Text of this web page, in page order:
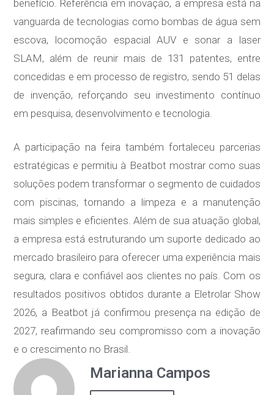
benefício. Referência em inovação, a empresa está na
vanguarda de tecnologias como bombas de água sem
escova, locomoção espacial AUV e sonar a laser
SLAM, além de reunir mais de 131 patentes, entre
concedidas e em processo de registro, sendo 51 delas
de invenção, reforçando seu investimento contínuo
em pesquisa, desenvolvimento e tecnologia.
A participação na feira também fortaleceu parcerias
estratégicas e permitiu à Beatbot mostrar como suas
soluções podem transformar o segmento de cuidados
com piscinas, tornando a limpeza e a manutenção
mais simples e eficientes. Além de sua atuação global,
a empresa está estruturando um suporte dedicado ao
mercado brasileiro para oferecer uma experiência mais
segura, clara e confiável aos clientes no país. Com os
resultados positivos obtidos durante a Eletrolar Show
2026, a Beatbot já confirmou presença na edição de
2027, reafirmando seu compromisso com a inovação
e o crescimento no Brasil.
Marianna Campos